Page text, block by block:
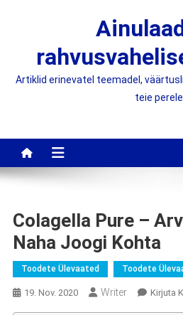
Artiklid erinevatel teemadel,
teie perele
Colagella Pure –
Naha Joogi Kohta
Toodete Ülevaated Toodete
19. Nov. 2020 Writer Kirjuta